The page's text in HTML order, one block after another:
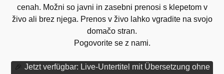
cenah. Možni so javni in zasebni prenosi s klepetom v
živo ali brez njega. Prenos v živo lahko vgradite na svojo
domačo stran.
Pogovorite se z nami.
🎉 Jetzt verfügbar: Live-Untertitel mit Übersetzung ohne